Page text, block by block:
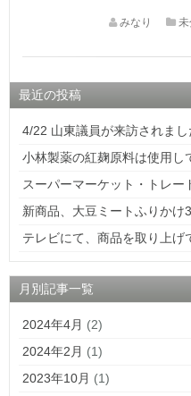
みなり
最近の投稿
4/22 山東議員が来訪されまし
小林製薬の紅麹原料は使用し
スーパーマーケット・トレー
新商品、大豆ミートふりかけ
テレビにて、商品を取り上げ
月別記事一覧
2024年4月 (2)
2024年2月 (1)
2023年10月 (1)